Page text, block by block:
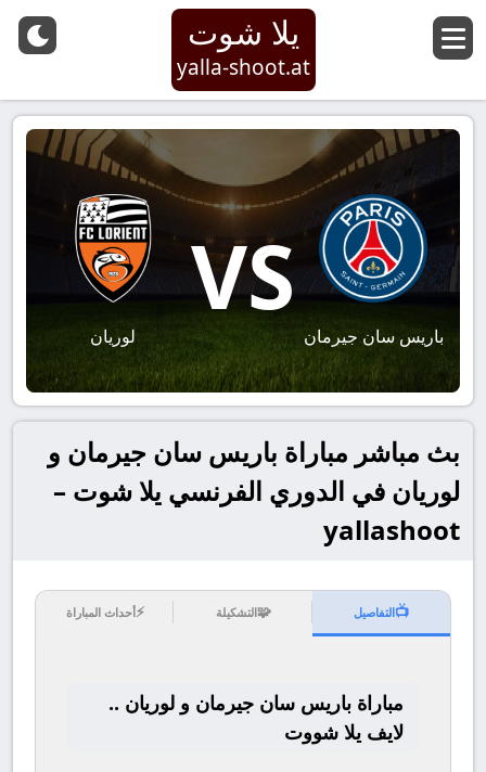
يلا شوت
yalla-shoot.at
باريس سان جيرمان
VS
لوريان
بث مباشر مباراة باريس سان جيرمان و
لوريان في الدوري الفرنسي يلا شوت –
yallashoot
📺التفاصيل 🧩التشكيلة ⚡أحداث المباراة
مباراة باريس سان جيرمان و لوريان ..
لايف يلا شووت